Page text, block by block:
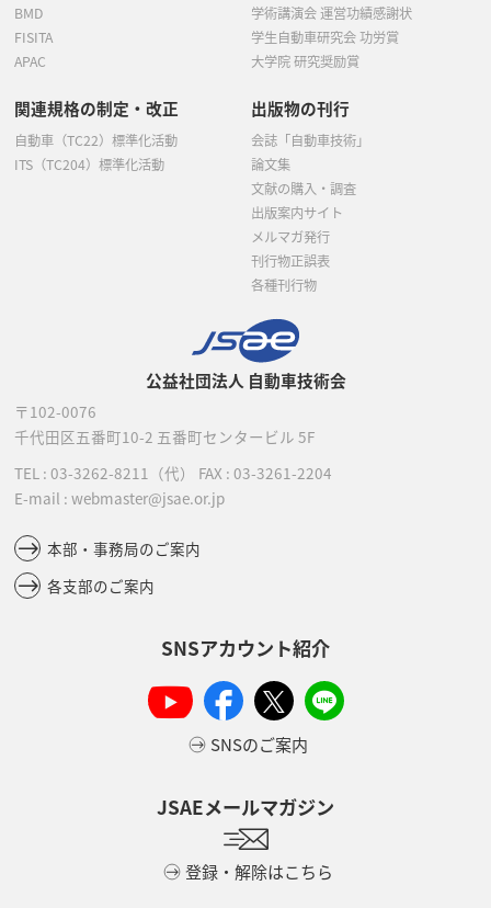
公益社団法人 自動車技術会
〒102-0076
千代田区五番町10-2 五番町センタービル 5F
TEL : 03-3262-8211 （代） FAX : 03-3261-2204
E-mail : webmaster@jsae.or.jp
本部・事務局のご案内
各支部のご案内
SNSアカウント紹介
SNSのご案内
JSAEメールマガジン
登録・解除はこちら
BMD
FISITA
APAC
学術講演会 運営功績感謝状
学生自動車研究会 功労賞
大学院 研究奨励賞
関連規格の制定・改正
自動車（TC22）標準化活動
ITS（TC204）標準化活動
出版物の刊行
会誌「自動車技術」
論文集
文献の購入・調査
出版案内サイト
メルマガ発行
刊行物正誤表
各種刊行物